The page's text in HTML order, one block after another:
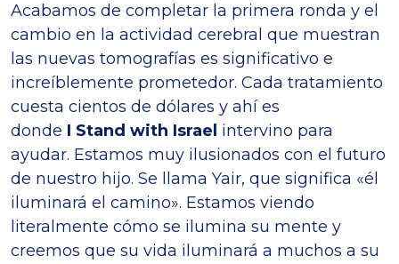
Acabamos de completar la primera ronda y el
cambio en la actividad cerebral que muestran
las nuevas tomografías es significativo e
increíblemente prometedor. Cada tratamiento
cuesta cientos de dólares y ahí es
donde I Stand with Israel intervino para
ayudar. Estamos muy ilusionados con el futuro
de nuestro hijo. Se llama Yair, que significa «él
iluminará el camino». Estamos viendo
literalmente cómo se ilumina su mente y
creemos que su vida iluminará a muchos a su